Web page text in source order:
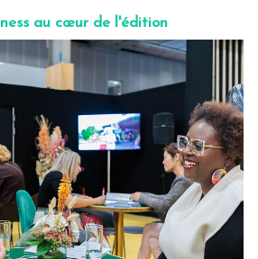
au cœur de l'édition